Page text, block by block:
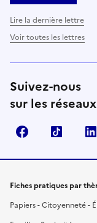
Lire la dernière lettre
Voir toutes les lettres
Suivez-nous
sur les
FacebookTikTok
Fiches pratiques par
Papiers - Citoyenneté -